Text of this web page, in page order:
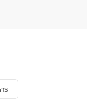
ละเตรียมความพร้อม
งเมือง รวมถึงการ
แห่งอนาคต ตลอดจน
ทายจากวิกฤตการ
ร